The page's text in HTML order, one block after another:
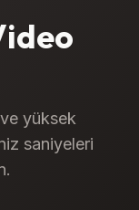
ve yüksek
saniyeleri